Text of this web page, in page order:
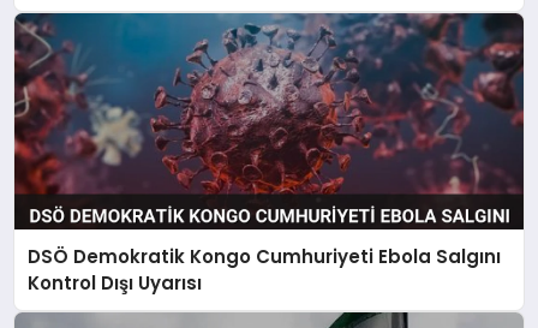
DSÖ Demokratik Kongo Cumhuriyeti Ebola Salgını
Kontrol Dışı Uyarısı